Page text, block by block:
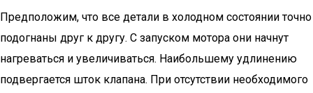
Предположим, что все детали в холодном состоянии точно
подогнаны друг к другу. С запуском мотора они начнут
нагреваться и увеличиваться. Наибольшему удлинению
подвергается шток клапана. При отсутствии необходимого